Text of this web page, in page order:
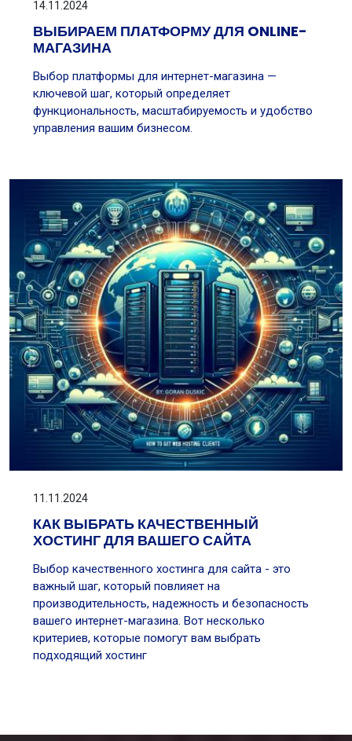
14.11.2024
ВЫБИРАЕМ ПЛАТФОРМУ ДЛЯ ONLINE-
МАГАЗИНА
Выбор платформы для интернет-магазина —
ключевой шаг, который определяет
функциональность, масштабируемость и удобство
управления вашим бизнесом.
11.11.2024
КАК ВЫБРАТЬ КАЧЕСТВЕННЫЙ
ХОСТИНГ ДЛЯ ВАШЕГО САЙТА
Выбор качественного хостинга для сайта - это
важный шаг, который повлияет на
производительность, надежность и безопасность
вашего интернет-магазина. Вот несколько
критериев, которые помогут вам выбрать
подходящий хостинг